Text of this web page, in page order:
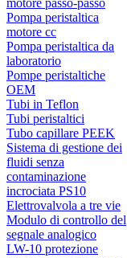
motore passo-passo
Pompa peristaltica
motore cc
Pompa peristaltica da
laboratorio
Pompe peristaltiche
OEM
Tubi in Teflon
Tubi peristaltici
Tubo capillare PEEK
Sistema di gestione dei
fluidi senza
contaminazione
incrociata PS10
Elettrovalvola a tre vie
Modulo di controllo del
segnale analogico
LW-10 protezione